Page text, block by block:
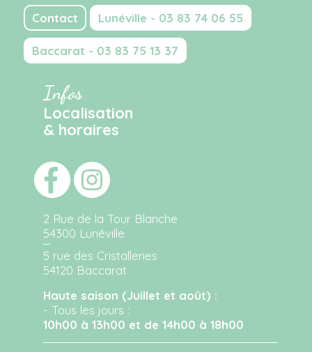
Contact Lunéville - 03 83 74 06 55
Baccarat - 03 83 75 13 37
Infos
Localisation
& horaires
2 Rue de la Tour Blanche
54300 Lunéville
5 rue des Cristalleries
54120 Baccarat
Haute saison (Juillet et août) :
- Tous les jours :
10h00 à 13h00 et de 14h00 à 18h00